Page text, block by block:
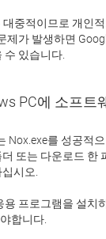
제가 발생하면
수 있습니다.
PC에 소프트
Nox.exe를 성공적
또는 다운로드 한